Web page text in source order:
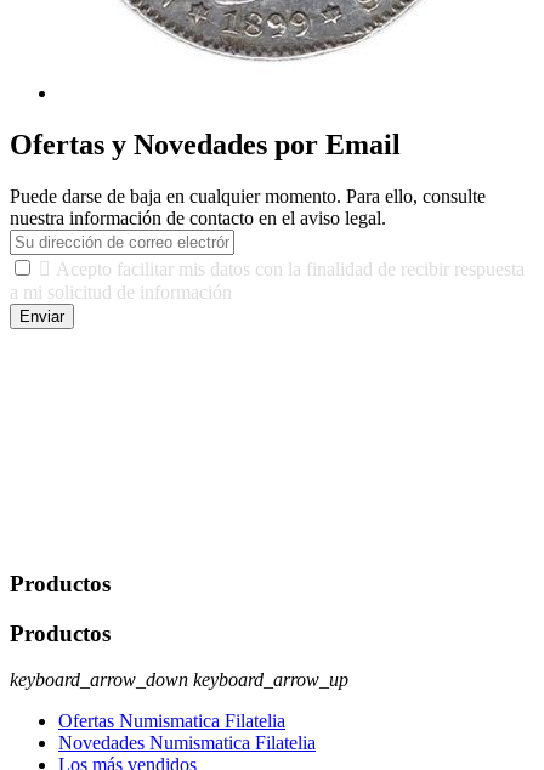
Ofertas y Novedades por Email
Puede darse de baja en cualquier momento. Para ello, consulte
nuestra información de contacto en el aviso legal.
 Acepto facilitar mis datos con la finalidad de recibir respuesta
a mi solicitud de información
Enviar
Productos
Productos
keyboard_arrow_down keyboard_arrow_up
Ofertas Numismatica Filatelia
Novedades Numismatica Filatelia
Los más vendidos